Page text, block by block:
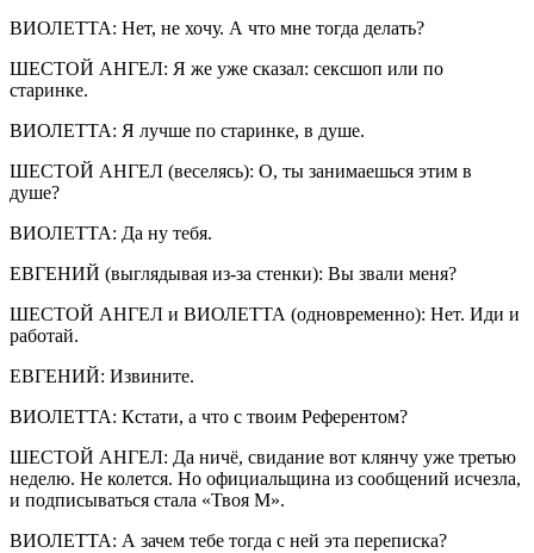
ВИОЛЕТТА: Нет, не хочу. А что мне тогда делать?
ШЕСТОЙ АНГЕЛ: Я же уже сказал: сексшоп или по
старинке.
ВИОЛЕТТА: Я лучше по старинке, в душе.
ШЕСТОЙ АНГЕЛ (веселясь): О, ты занимаешься этим в
душе?
ВИОЛЕТТА: Да ну тебя.
ЕВГЕНИЙ (выглядывая из-за стенки): Вы звали меня?
ШЕСТОЙ АНГЕЛ и ВИОЛЕТТА (одновременно): Нет. Иди и
работай.
ЕВГЕНИЙ: Извините.
ВИОЛЕТТА: Кстати, а что с твоим Референтом?
ШЕСТОЙ АНГЕЛ: Да ничё, свидание вот клянчу уже третью
неделю. Не колется. Но официальщина из сообщений исчезла,
и подписываться стала «Твоя М».
ВИОЛЕТТА: А зачем тебе тогда с ней эта переписка?